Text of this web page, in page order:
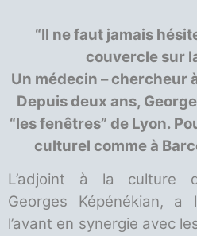
“Il ne faut jamais
couvercle sur
Un médecin – chercheur
Depuis deux ans,
“les fenêtres” de Lyon.
culturel comme à
L’adjoint à la culture
Georges Képénékian, a
l’avant en synergie avec